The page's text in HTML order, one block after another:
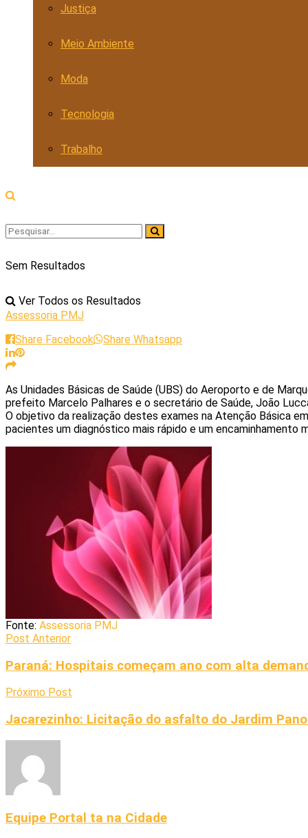
Justiça
Meio Ambiente
Moda
Tecnologia
Trabalho
Sem Resultados
Ver Todos os Resultados
Assessoria PMJ
Share Facebook
Share Whatsapp
As Unidades Básicas de Saúde (UBS) do Aeroporto e de
prefeito Marcelo Palhares e o secretário de Saúde, João
O objetivo da realização destes exames na Atenção Básica
pacientes um diagnóstico mais rápido e um encaminhamento
Fonte: Assessoria PMJ
Post Anterior
Paraná: Hospitais começam ano com alta
Próximo Post
Jacarezinho: Licitação do asfalto do Jardim
Equipe Portal ta na Cidade